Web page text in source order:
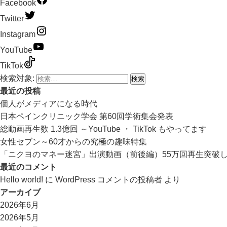
Facebook
Twitter
Instagram
YouTube
TikTok
検索対象:
最近の投稿
個人がメディアになる時代
日本ペインクリニック学会 第60回学術集会発表
総動画再生数 1.3億回 ～YouTube ・ TikTok もやってます
女性セブン～60才からの究極の趣味特集
「ニクヨのマネー迷宮」出演動画（前後編）55万回再生突破
最近のコメント
Hello world! に WordPress コメントの投稿者 より
アーカイブ
2026年6月
2026年5月